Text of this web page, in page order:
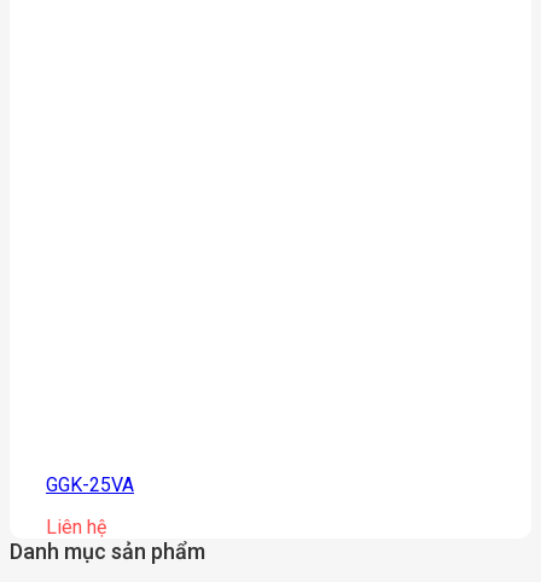
GGK-25VA
Liên hệ
Danh mục sản phẩm